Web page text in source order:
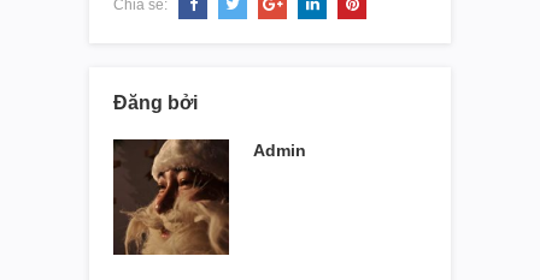
Chia sẻ:
Đăng bởi
Admin